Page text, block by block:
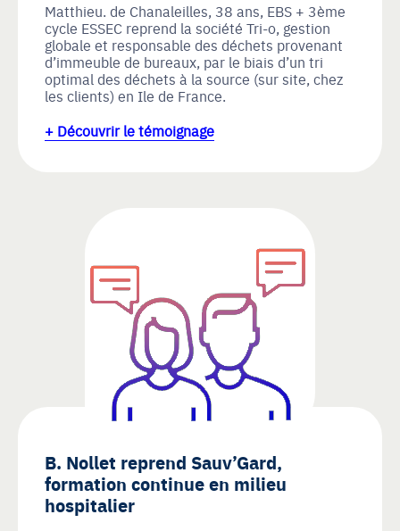
Matthieu. de Chanaleilles, 38 ans, EBS + 3ème
cycle ESSEC reprend la société Tri-o, gestion
globale et responsable des déchets provenant
d’immeuble de bureaux, par le biais d’un tri
optimal des déchets à la source (sur site, chez
les clients) en Ile de France.
+ Découvrir le témoignage
B. Nollet reprend Sauv’Gard,
formation continue en milieu
hospitalier